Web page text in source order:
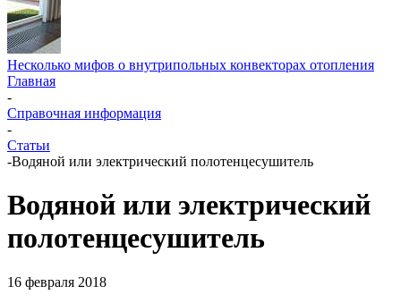
Несколько мифов о внутрипольных конвекторах отопления
Главная
-
Справочная информация
-
Статьи
-Водяной или электрический полотенцесушитель
Водяной или электрический
полотенцесушитель
16 февраля 2018